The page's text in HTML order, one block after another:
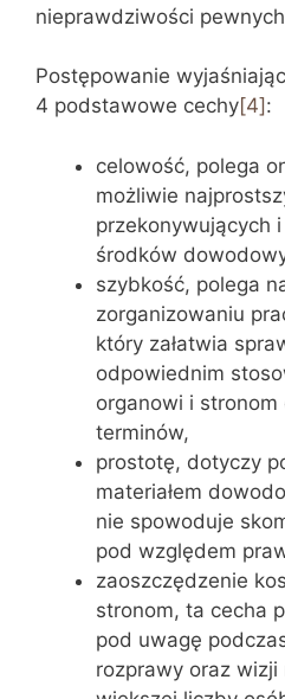
nieprawdziwości
Postępowanie
4 podstawowe cechy[4] :
celowość, polega
możliwie
przekonywujących
środków
szybkość, polega
zorganizowaniu
który załatwia
odpowiednim
organowi i stronom
terminów,
prostotę, dotyczy
materiałem
nie spowoduje
pod względem
zaoszczędzenie
stronom, ta cecha
pod uwagę
rozprawy oraz wizji